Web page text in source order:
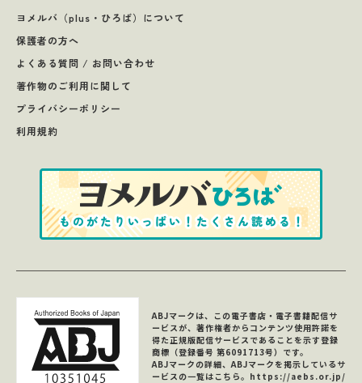
ヨメルバ（plus・ひろば）について
保護者の方へ
よくある質問 / お問い合わせ
著作物のご利用に関して
プライバシーポリシー
利用規約
ABJマークは、この電子書店・電子書籍配信サ
ービスが、著作権者からコンテンツ使用許諾を
得た正規版配信サービスであることを示す登録
商標（登録番号 第6091713号）です。
ABJマークの詳細、ABJマークを掲示しているサ
ービスの一覧はこちら。 https://aebs.or.jp/